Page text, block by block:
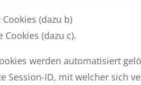
(dazu b)
Cookies (dazu c).
werden automatisiert
Session-ID, mit welcher sich